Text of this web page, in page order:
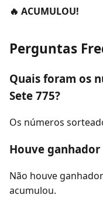
🔥 ACUMULOU!
Perguntas
Quais foram os
Sete 775?
Os números
Houve ganhador
Não houve
acumulou.